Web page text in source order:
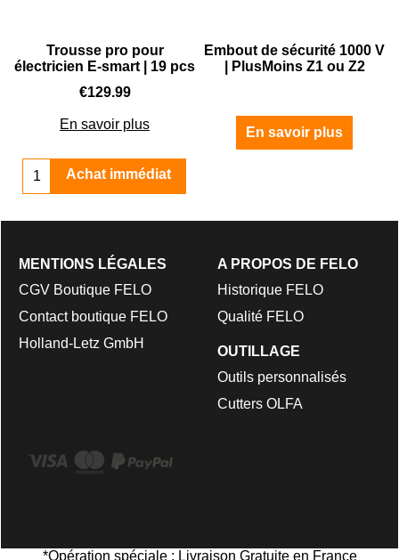
Trousse pro pour
électricien E-smart | 19 pcs
€129.99
En savoir plus
Achat immédiat
Embout de sécurité 1000 V
| PlusMoins Z1 ou Z2
En savoir plus
MENTIONS LÉGALES
CGV Boutique FELO
Contact boutique FELO
Holland-Letz GmbH
A PROPOS DE FELO
Historique FELO
Qualité FELO
OUTILLAGE
Outils personnalisés
Cutters OLFA
*Opération spéciale : Livraison Gratuite en France